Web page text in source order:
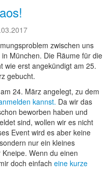
zwischen uns
München. Die Räume für die
wie erst angekündigt am 25.
gebucht.
24. März angelegt, zu dem
kannst. Da wir das
beworben haben und
sind, wollen wir es nicht
Event wird es aber keine
nur ein kleines
Wenn du einen
doch einfach eine kurze